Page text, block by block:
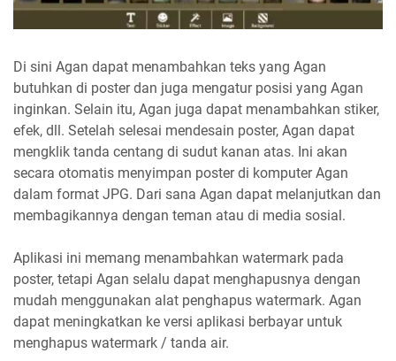
Di sini Agan dapat menambahkan teks yang Agan
butuhkan di poster dan juga mengatur posisi yang Agan
inginkan. Selain itu, Agan juga dapat menambahkan stiker,
efek, dll. Setelah selesai mendesain poster, Agan dapat
mengklik tanda centang di sudut kanan atas. Ini akan
secara otomatis menyimpan poster di komputer Agan
dalam format JPG. Dari sana Agan dapat melanjutkan dan
membagikannya dengan teman atau di media sosial.
Aplikasi ini memang menambahkan watermark pada
poster, tetapi Agan selalu dapat menghapusnya dengan
mudah menggunakan alat penghapus watermark. Agan
dapat meningkatkan ke versi aplikasi berbayar untuk
menghapus watermark / tanda air.